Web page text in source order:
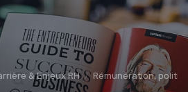
& Enjeux RH Rémunération,